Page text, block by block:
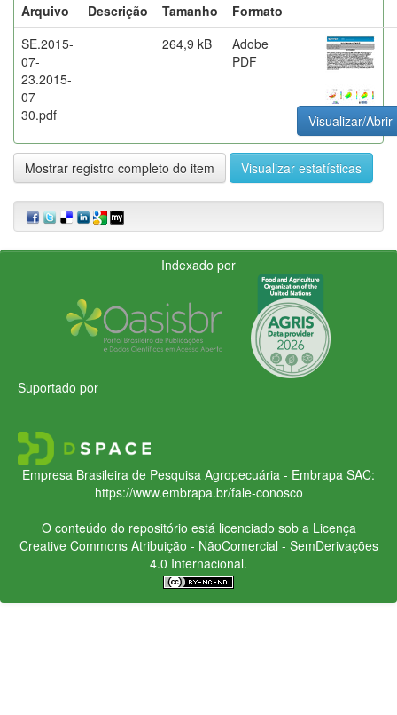
Arquivo
Descrição Tamanho
Formato
SE.2015-
07-
23.2015-
07-
30.pdf
264,9 kB
Adobe
PDF
Visualizar/Abrir
Mostrar registro completo do item Visualizar estatísticas
Indexado por
Suportado por
Empresa Brasileira de Pesquisa Agropecuária - Embrapa SAC:
https://www.embrapa.br/fale-conosco
O conteúdo do repositório está licenciado sob a Licença
Creative CommonsAtribuição - NãoComercial - SemDerivações
4.0 Internacional.